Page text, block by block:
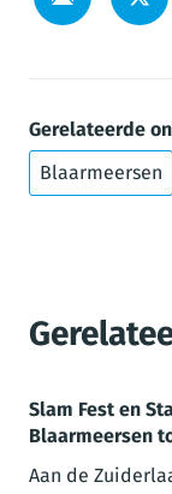
Gerelateerde
Blaarmeersen
Slam Fest en
Blaarmeersen
Aan de